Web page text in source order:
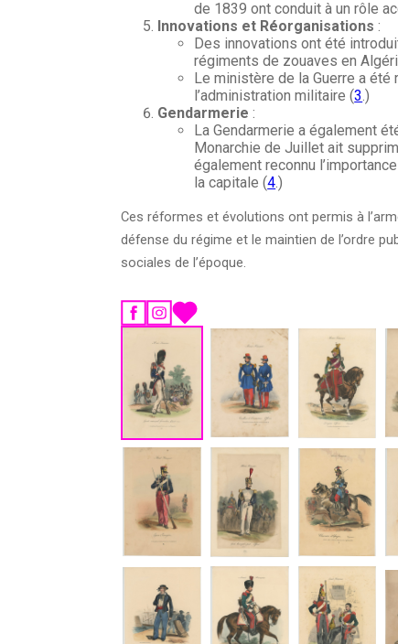
de 1839 ont conduit à un rôle
Innovations et Réorganisations :
Des innovations ont été
régiments de zouaves en
Le ministère de la Guerre a
l’administration militaire (3.)
Gendarmerie :
La Gendarmerie a également
Monarchie de Juillet ait
également reconnu
la capitale (4.)
Ces réformes et évolutions ont permis à
défense du régime et le maintien de l’ordre
sociales de l’époque.